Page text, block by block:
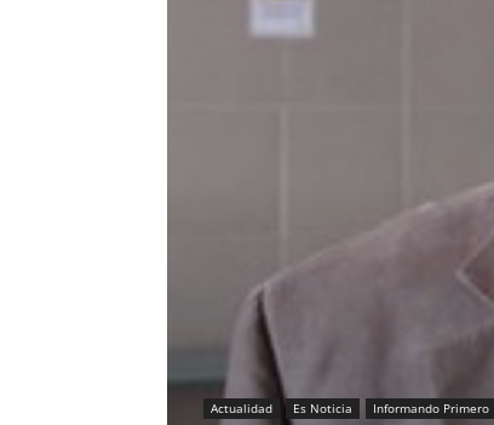
Actualidad Es Noticia Informando Primero